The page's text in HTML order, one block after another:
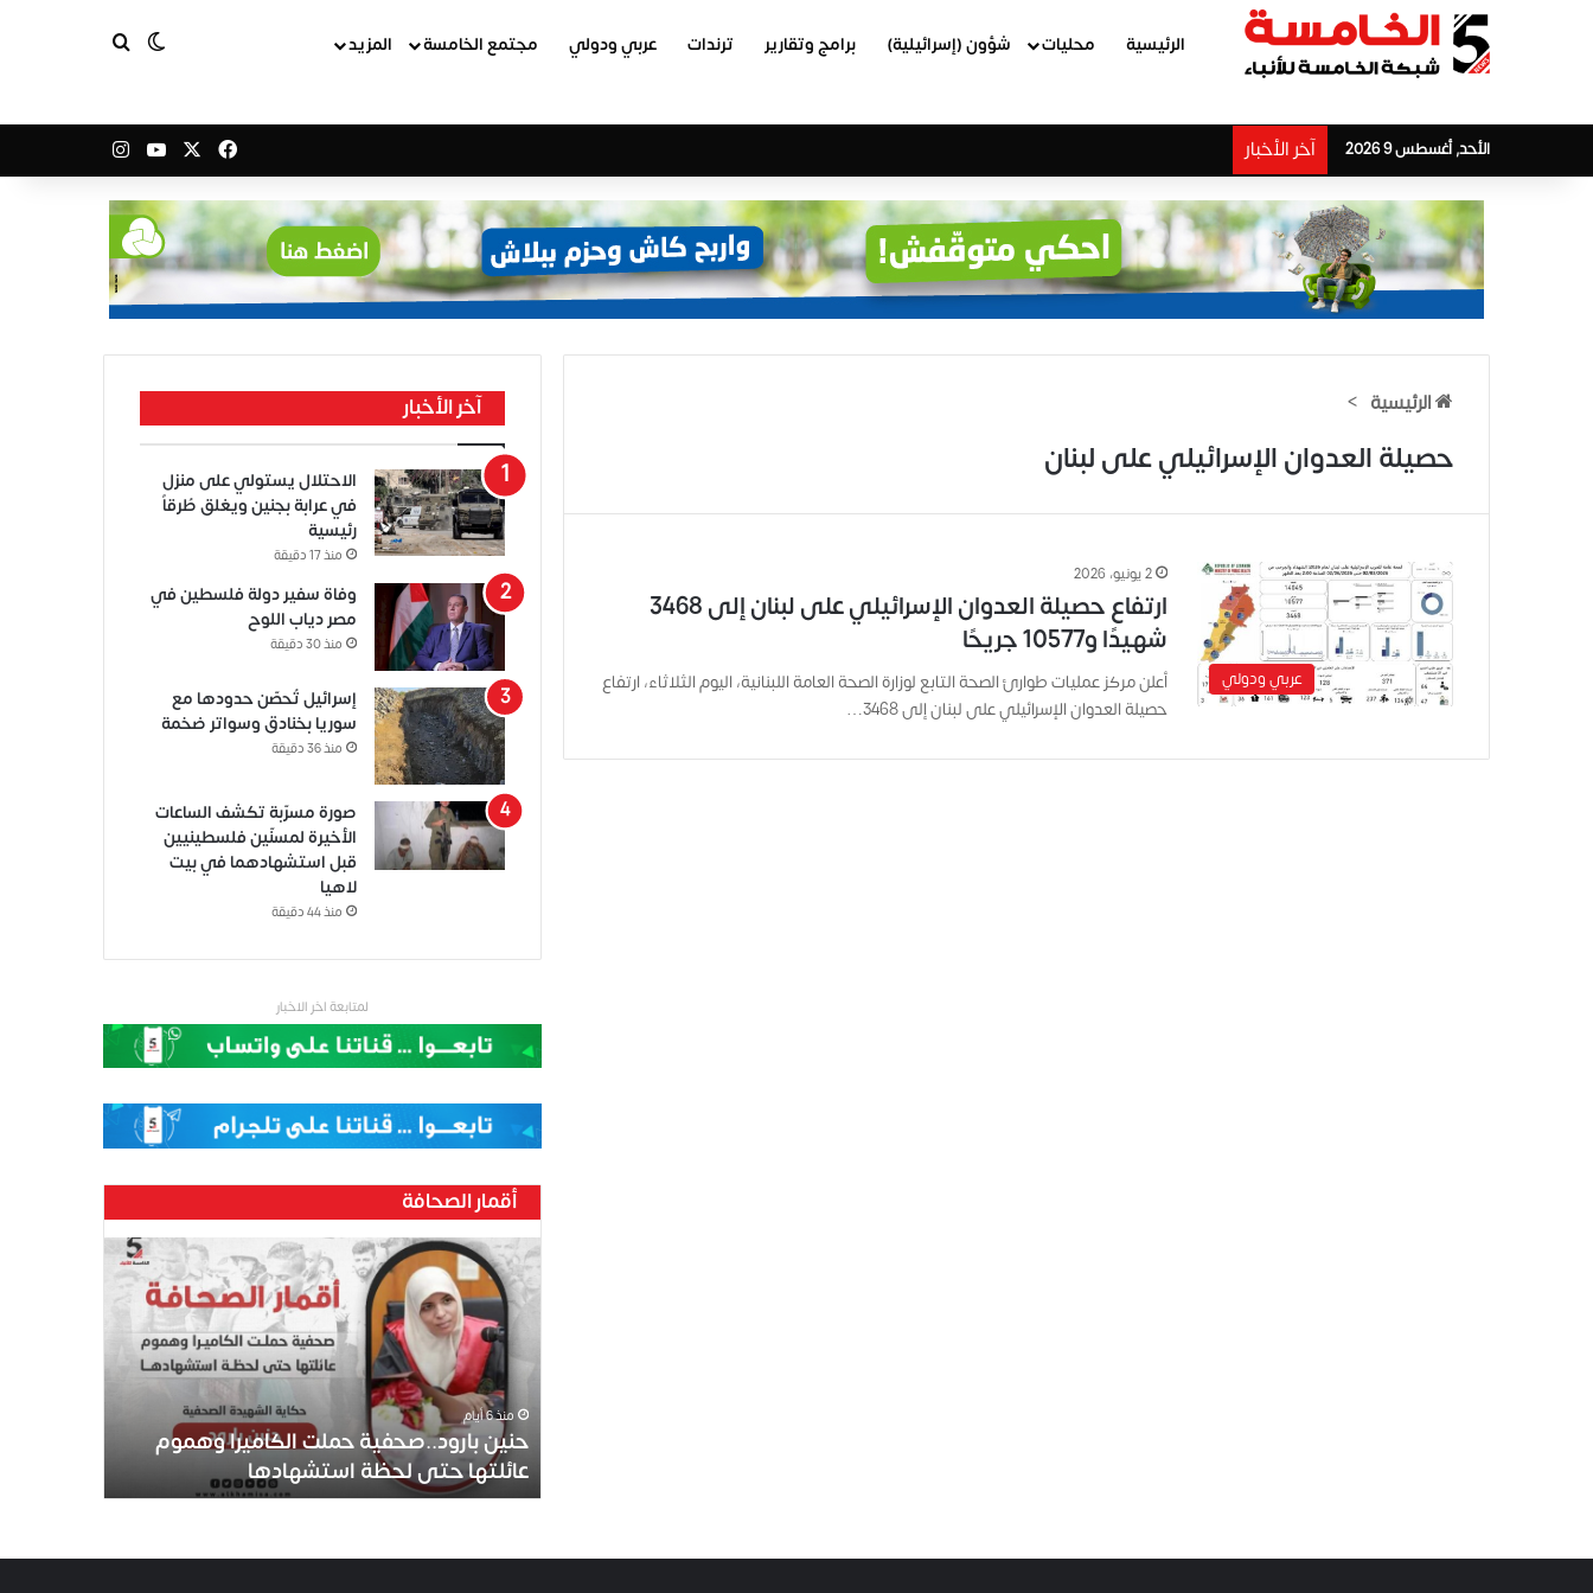
الرئيسية محليات شؤون (إسرائيلية) برامج وتقارير ترندات عربي ودولي مجتمع الخامسة المزيد الوضع المظلم
الأحد, أغسطس 9 2026 آخر الأخبار فيسبوك ‫YouTube
الرئيسية >
حصيلة العدوان الإسرائيلي على لبنان
عربي ودولي
2 يونيو، 2026
ارتفاع حصيلة العدوان الإسرائيلي على لبنان إلى 3468
شهيدًا و10577 جريحًا
أعلن مركز عمليات طوارئ الصحة التابع لوزارة الصحة العامة اللبنانية، اليوم الثلاثاء، ارتفاع
حصيلة العدوان الإسرائيلي على لبنان إلى 3468…
آخر الأخبار
الاحتلال يستولي على منزل
في عرابة بجنين ويغلق طُرقاً
رئيسية
منذ 17 دقيقة
وفاة سفير دولة فلسطين في
مصر دياب اللوح
منذ 30 دقيقة
إسرائيل تُحصّن حدودها مع
سوريا بخنادق وسواتر ضخمة
منذ 36 دقيقة
صورة مسرّبة تكشف الساعات
الأخيرة لمسنّين فلسطينيين
قبل استشهادهما في بيت
لاهيا
منذ 44 دقيقة
لمتابعة اخر الاخبار
أقمار الصحافة
ح
ن
.
منذ 6 أيام
حنين بارود..صحفية حملت الكاميرا وهموم
عائلتها حتى لحظة استشهادها